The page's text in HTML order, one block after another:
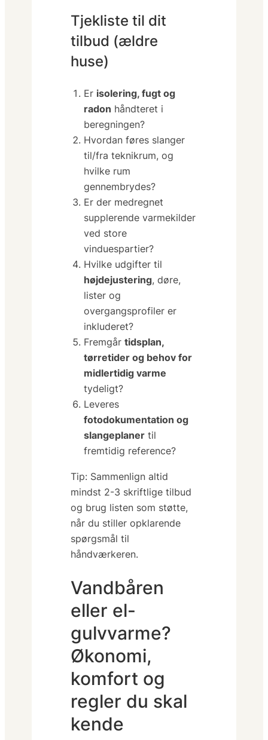
Tjekliste til dit
tilbud (ældre
huse)
Er isolering, fugt og
radon håndteret i
beregningen?
Hvordan føres slanger
til/fra teknikrum, og
hvilke rum
gennembrydes?
Er der medregnet
supplerende varmekilder
ved store
vinduespartier?
Hvilke udgifter til
højdejustering, døre,
lister og
overgangsprofiler er
inkluderet?
Fremgårtidsplan,
tørretider og behov for
midlertidig varme
tydeligt?
Leveres
fotodokumentation og
slangeplaner til
fremtidig reference?
Tip: Sammenlign altid
mindst 2-3 skriftlige tilbud
og brug listen som støtte,
når du stiller opklarende
spørgsmål til
håndværkeren.
Vandbåren
eller el-
gulvvarme?
Økonomi,
komfort og
regler du skal
kende